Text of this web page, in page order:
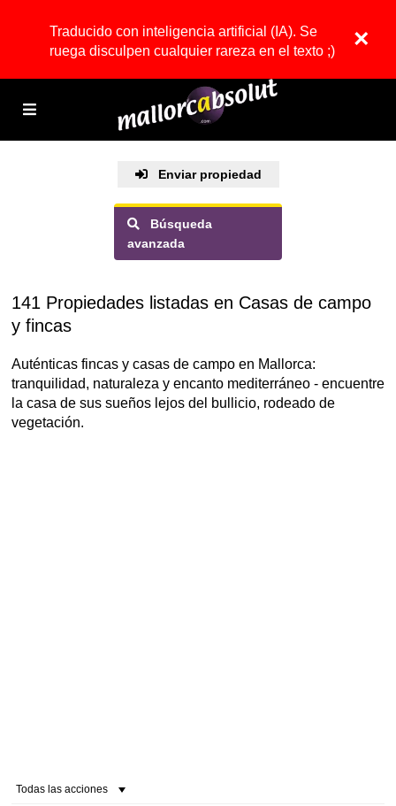
Traducido con inteligencia artificial (IA). Se
ruega disculpen cualquier rareza en el texto ;)
×
Enviar propiedad
Búsqueda
avanzada
141 Propiedades listadas en Casas de campo
y fincas
Auténticas fincas y casas de campo en Mallorca:
tranquilidad, naturaleza y encanto mediterráneo - encuentre
la casa de sus sueños lejos del bullicio, rodeado de
vegetación.
Todas las acciones